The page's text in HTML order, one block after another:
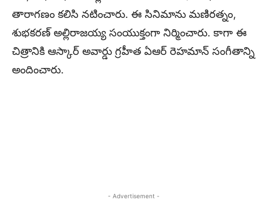
తారాగణం కలిసి నటించారు. ఈ సినిమాను మణిరత్నం,
శుభకరణ్ అల్లిరాజయ్య సంయుక్తంగా నిర్మించారు. కాగా ఈ
చిత్రానికి ఆస్కార్ అవార్డు గ్రహీత ఏఆర్ రెహమాన్ సంగీతాన్ని
అందించారు.
- Advertisement -